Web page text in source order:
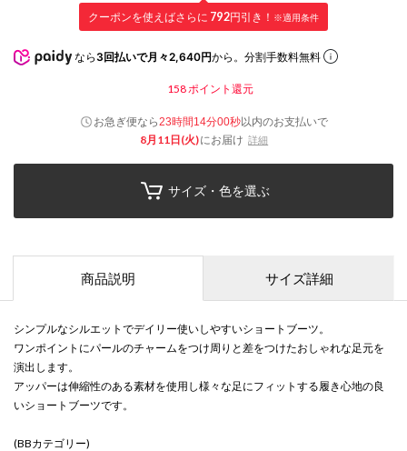
クーポンを使えばさらに 792円引き！ ※適用条件
なら 3回払いで月々2,640円から。分割手数料無料
158 ポイント還元
お急ぎ便なら23時間13分59秒以内のお支払いで
8月11日(火)にお届け 詳細
サイズ・色を選ぶ
商品説明 サイズ詳細
シンプルなシルエットでデイリー使いしやすいショートブーツ。
ワンポイントにパールのチャームをつけ周りと差をつけたおしゃれな足元を
演出します。
アッパーは伸縮性のある素材を使用し様々な足にフィットする履き心地の良
いショートブーツです。
(BBカテゴリー)